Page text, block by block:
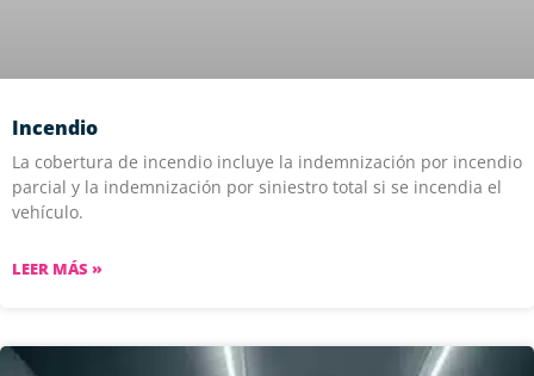
Incendio
La cobertura de incendio incluye la indemnización por incendio
parcial y la indemnización por siniestro total si se incendia el
vehículo.
LEER MÁS »